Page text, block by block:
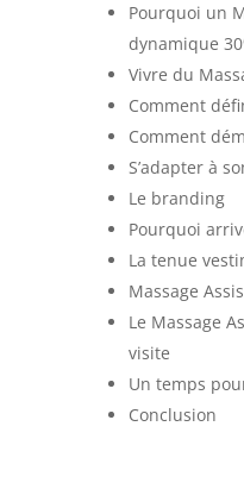
Pourquoi un
dynamique
Vivre du
Comment
Comment
S’adapter à
Le branding
Pourquoi
La tenue
Massage
Le Massage
visite
Un temps
Conclusion